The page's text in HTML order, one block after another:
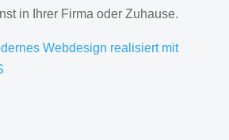
in Ihrer Firma oder Zuhause.
Webdesign realisiert mit